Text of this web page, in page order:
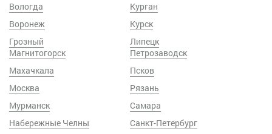
Вологда
Воронеж
Грозный
Курган
Курск
Липецк
Магнитогорск
Махачкала
Москва
Мурманск
Набережные Челны
Петрозаводск
Псков
Рязань
Самара
Санкт-Петербург